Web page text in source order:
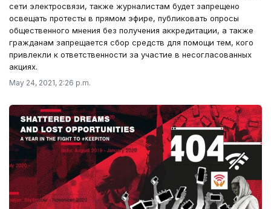
сети электросвязи, также журналистам будет запрещено
освещать протесты в прямом эфире, публиковать опросы
общественного мнения без получения аккредитации, а также
гражданам запрещается сбор средств для помощи тем, кого
привлекли к ответственности за участие в несогласованных
акциях.
May 24, 2021, 2:26 p.m.